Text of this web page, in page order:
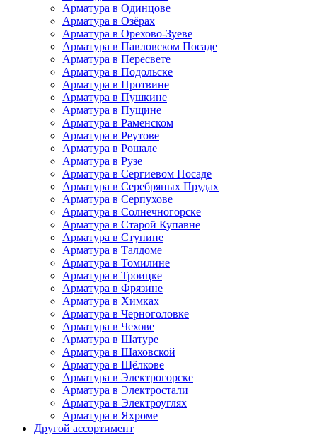
Арматура в Одинцове
Арматура в Озёрах
Арматура в Орехово-Зуеве
Арматура в Павловском Посаде
Арматура в Пересвете
Арматура в Подольске
Арматура в Протвине
Арматура в Пушкине
Арматура в Пущине
Арматура в Раменском
Арматура в Реутове
Арматура в Рошале
Арматура в Рузе
Арматура в Сергиевом Посаде
Арматура в Серебряных Прудах
Арматура в Серпухове
Арматура в Солнечногорске
Арматура в Старой Купавне
Арматура в Ступине
Арматура в Талдоме
Арматура в Томилине
Арматура в Троицке
Арматура в Фрязине
Арматура в Химках
Арматура в Черноголовке
Арматура в Чехове
Арматура в Шатуре
Арматура в Шаховской
Арматура в Щёлкове
Арматура в Электрогорске
Арматура в Электростали
Арматура в Электроуглях
Арматура в Яхроме
Другой ассортимент